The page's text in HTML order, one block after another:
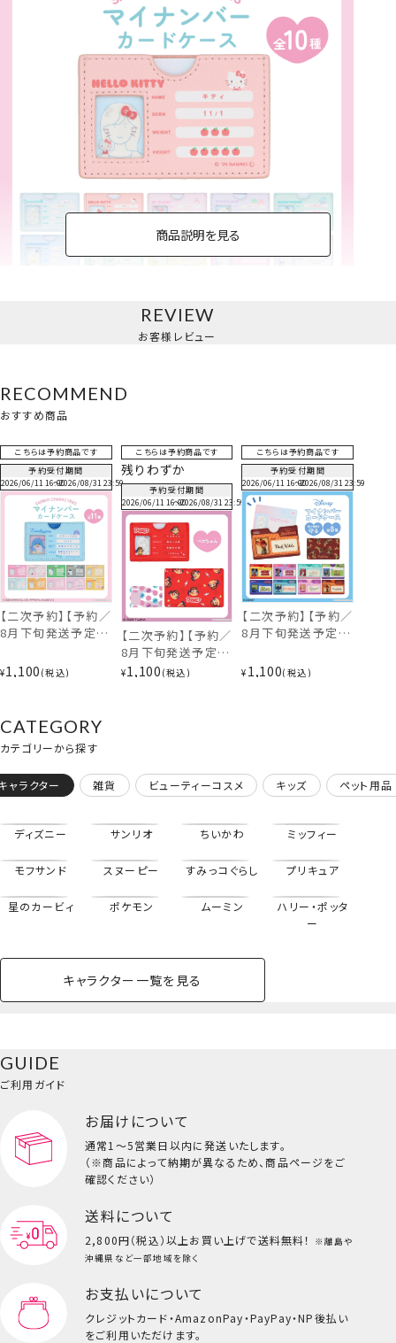
【一般販売開始】サンリオキャラクターズ＜全10種＞
【予約/8月下旬発送】ミルキー Peko
商品説明を見る
REVIEW
お客様レビュー
RECOMMEND
おすすめ商品
【二次予約】【予約／
8月下旬発送予定】
ーズ マイナンバーカ
ードケース ＜全11
こちらは予約商品です
¥1,100 税込
予約受付期間
2026/06/11 16:00
〜2026/08/31 23:59
【二次予約】【予約／
8月下旬発送予定】
ミルキー Peko マイ
こちらは予約商品です
¥1,100 税込
残りわずか
予約受付期間
2026/06/11 16:00
〜2026/08/31 23:59
【二次予約】【予約／
8月下旬発送予定】
ーカードケース ＜
全8種＞ 粧美堂
こちらは予約商品です
¥ 1,100 税込
予約受付期間
2026/06/11 16:00
〜2026/08/31 23:59
CATEGORY
カテゴリーから探す
ャラクター 雑貨 ビューティーコスメ キッズ ペット用品
ディズニー サンリオ ちいかわ ミッフィー
モフサンド スヌーピー すみっコぐらし プリキュア
星のカービィ ポケモン ムーミン
ハリー・ポッタ
ー
キャラクター一覧を見る
イクアップ
ビューティーコスメ一覧を見る
バッグ・タオル・
小物
キッズ一覧を見る
GUIDE
ご利用ガイド
お届けについて
通常1～5営業日以内に発送いたします。
（※商品によって納期が異なるため、商品ページをご
確認ください）
送料について
2,800円（税込）以上お買い上げで送料無料！
※離島や
沖縄県など一部地域を除く
お支払いについて
クレジットカード・AmazonPay・PayPay・NP後払い
をご利用いただけます。